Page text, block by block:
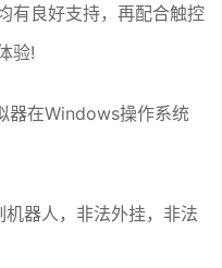
有良好支持，再配合触控
验!
器在Windows操作系统
器人，非法外挂，非法